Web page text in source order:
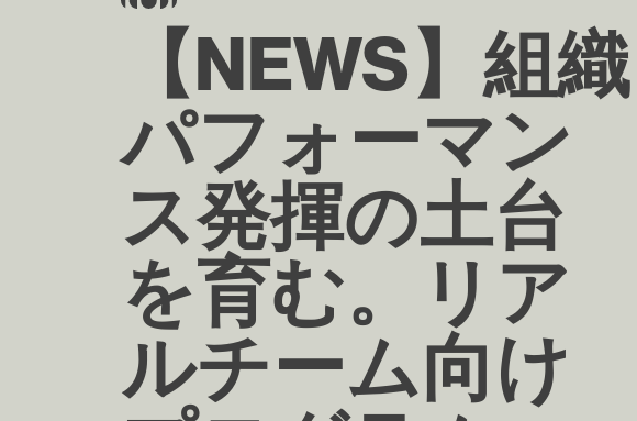
【NEWS】組織
パフォーマン
ス発揮の土台
を育む。リア
ルチーム向け